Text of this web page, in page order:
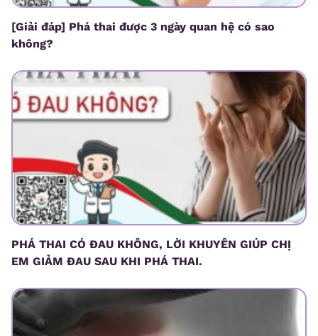
[Giải đáp] Phá thai được 3 ngày quan hệ có sao
không?
PHÁ THAI CÓ ĐAU KHÔNG, LỜI KHUYÊN GIÚP CHỊ
EM GIẢM ĐAU SAU KHI PHÁ THAI.